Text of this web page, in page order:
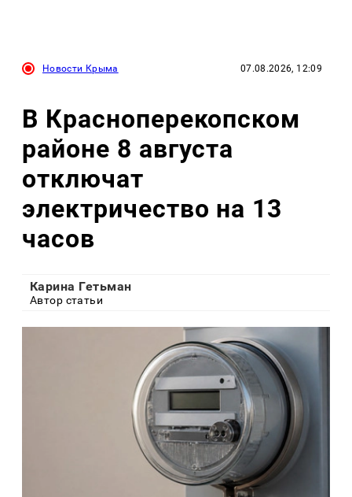
Новости Крыма 07.08.2026, 12:09
В Красноперекопском
районе 8 августа
отключат
электричество на 13
часов
Карина Гетьман
Автор статьи